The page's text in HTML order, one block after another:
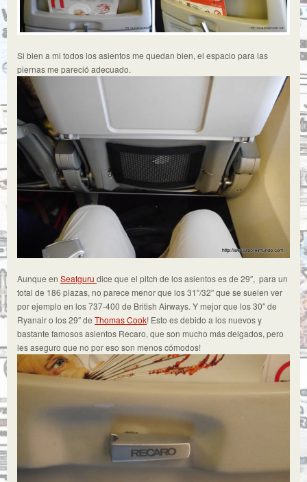
Si bien a mi todos los asientos me quedan bien, el espacio para las
piernas me pareció adecuado.
Aunque en Seatguru dice que el pitch de los asientos es de 29″, para un
total de 186 plazas, no parece menor que los 31″/32″ que se suelen ver
por ejemplo en los 737-400 de British Airways. Y mejor que los 30″ de
Ryanair o los 29″ de Thomas Cook! Esto es debido a los nuevos y
bastante famosos asientos Recaro, que son mucho más delgados, pero
les aseguro que no por eso son menos cómodos!